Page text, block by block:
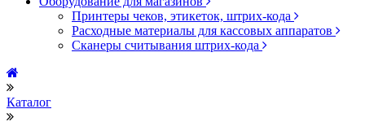
Принтеры чеков, этикеток, штрих-кода
Расходные материалы для кассовых аппаратов
Сканеры считывания штрих-кода
Каталог